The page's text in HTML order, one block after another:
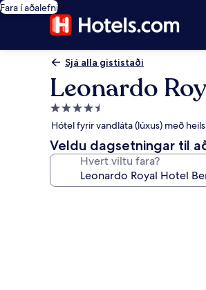
Fara í aðalefni
Sjá alla gististaði
Leonardo
4.5
stjörnu
gististaður
Hótel fyrir vandláta (lúxus) með
Veldu dagsetningar til
Hvert viltu fara?